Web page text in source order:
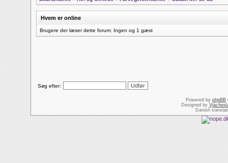
Hvem er online
Brugere der læser dette forum: Ingen og 1 gæst
Søg efter:
Powered by phpBB
Designed by
Danish